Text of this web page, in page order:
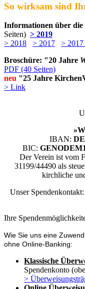
So wirksam sind
Informationen über die
Seiten) > 2019
> 2018
> 2017 >
Broschüre: "20 Jahre
PDF (40 Seiten)
neu "25 Jahre
> Link
IBAN:
BIC:
Der Verein ist vom
31199/44490 als
kirchliche
Unser
Ihre
Wie Sie uns eine
ohne Online-Banking:
Klassische
Spendenkonto
>